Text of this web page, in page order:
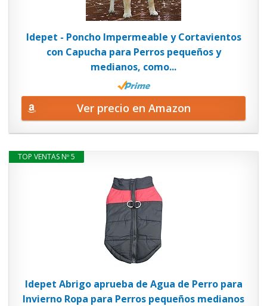
Idepet - Poncho Impermeable y Cortavientos
con Capucha para Perros pequeños y
medianos, como...
Ver precio en Amazon
TOP VENTAS Nº 5
Idepet Abrigo aprueba de Agua de Perro para
Invierno Ropa para Perros pequeños medianos